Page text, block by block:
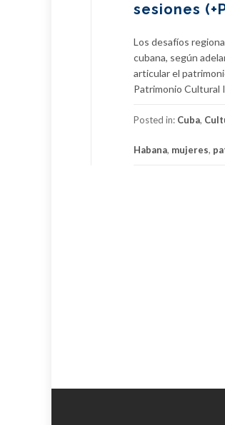
sesiones
Los desafíos
cubana, según
articular el
Patrimonio Cultural
Posted in: Cuba,
Habana, mujeres,